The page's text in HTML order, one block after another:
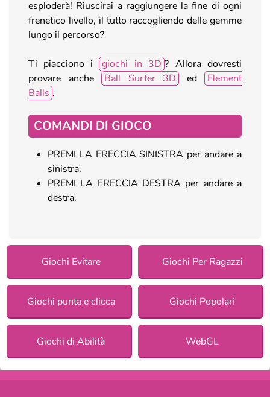
esploderà! Riuscirai a raggiungere la fine di ogni
frenetico livello, il tutto raccogliendo delle gemme
lungo il percorso?
Ti piacciono i giochi in 3D ? Allora dovresti
provare anche
Ball Surfer 3D ed
Element
Balls .
COMANDI DI GIOCO
PREMI LA FRECCIA SINISTRA per andare a
sinistra.
PREMI LA FRECCIA DESTRA per andare a
destra.
Giochi Evitare Giochi Per Ragazzi
Giochi punta e clicca Giochi Popolari
Giochi di Abilità WebGL